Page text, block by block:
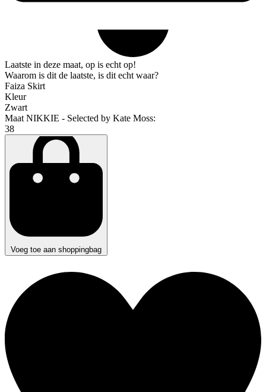
Laatste in deze maat, op is echt op!
Waarom is dit de laatste, is dit echt waar?
Faiza Skirt
Kleur
Zwart
Maat NIKKIE - Selected by Kate Moss:
38
Voeg toe aan shoppingbag